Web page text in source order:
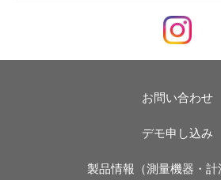
お問い合わせ
デモ申し込み
製品情報（測量機器・計